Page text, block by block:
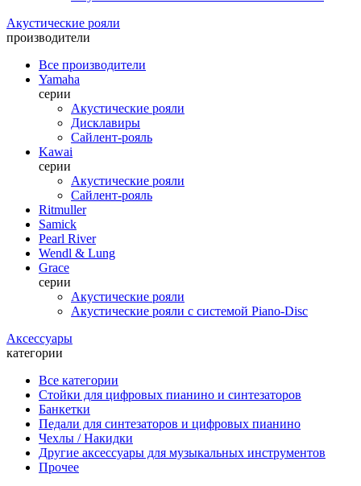
Акустические рояли
производители
Все производители
Yamaha
серии
Акустические рояли
Дисклавиры
Сайлент-рояль
Kawai
серии
Акустические рояли
Сайлент-рояль
Ritmuller
Samick
Pearl River
Wendl & Lung
Grace
серии
Акустические рояли
Акустические рояли с системой Piano-Disc
Аксессуары
категории
Все категории
Стойки для цифровых пианино и синтезаторов
Банкетки
Педали для синтезаторов и цифровых пианино
Чехлы / Накидки
Другие аксессуары для музыкальных инструментов
Прочее